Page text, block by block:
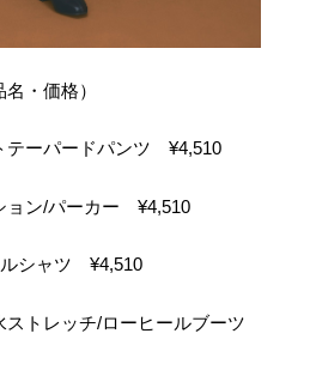
・価格）
テーパードパンツ ¥4,510
ョン/パーカー ¥4,510
ルシャツ ¥4,510
ストレッチ/ローヒールブーツ